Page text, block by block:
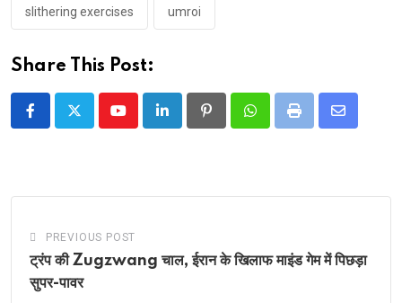
slithering exercises umroi
Share This Post:
YoutubeLinkedIn PinterestWhatsappPrint
Share
PREVIOUS POST
ट्रंप की Zugzwang चाल, ईरान के खिलाफ माइंड गेम में पिछड़ा
सुपर-पावर